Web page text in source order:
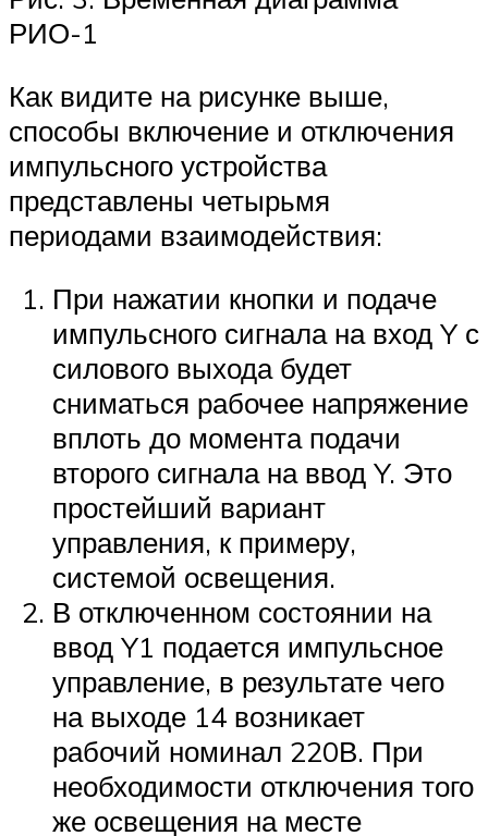
РИО-1
Как видите на рисунке выше,
способы включение и отключения
импульсного устройства
представлены четырьмя
периодами взаимодействия:
При нажатии кнопки и подаче
импульсного сигнала на вход Y с
силового выхода будет
сниматься рабочее напряжение
вплоть до момента подачи
второго сигнала на ввод Y. Это
простейший вариант
управления, к примеру,
системой освещения.
В отключенном состоянии на
ввод Y1 подается импульсное
управление, в результате чего
на выходе 14 возникает
рабочий номинал 220В. При
необходимости отключения того
же освещения на месте